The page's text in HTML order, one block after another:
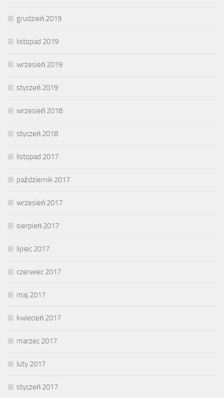
grudzień 2019
listopad 2019
wrzesień 2019
styczeń 2019
wrzesień 2018
styczeń 2018
listopad 2017
październik 2017
wrzesień 2017
sierpień 2017
lipiec 2017
czerwiec 2017
maj 2017
kwiecień 2017
marzec 2017
luty 2017
styczeń 2017